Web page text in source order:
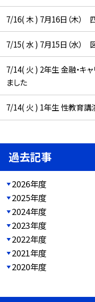
7/16( 木 ) 7月16日（木）
7/15( 水 ) 7月15日（水）
7/14( 火 ) 2年生 金融・キ
ました
7/14( 火 ) 1年生 性教育講
過去記事
2026年度
2025年度
2024年度
2023年度
2022年度
2021年度
2020年度